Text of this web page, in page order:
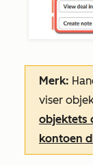
Merk:
viser
objektets
kontoen